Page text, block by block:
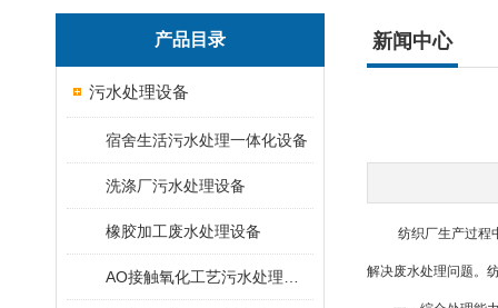
产品目录
污水处理设备
宿舍生活污水处理一体化设备
洗涤厂污水处理设备
橡胶加工废水处理设备
新闻中心
纺织厂生产过程中
解决废水处理问题。